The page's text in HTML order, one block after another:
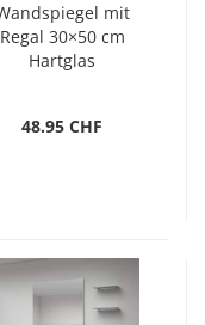
mit
Regal 30×50 cm
Hartglas
48.95 CHF